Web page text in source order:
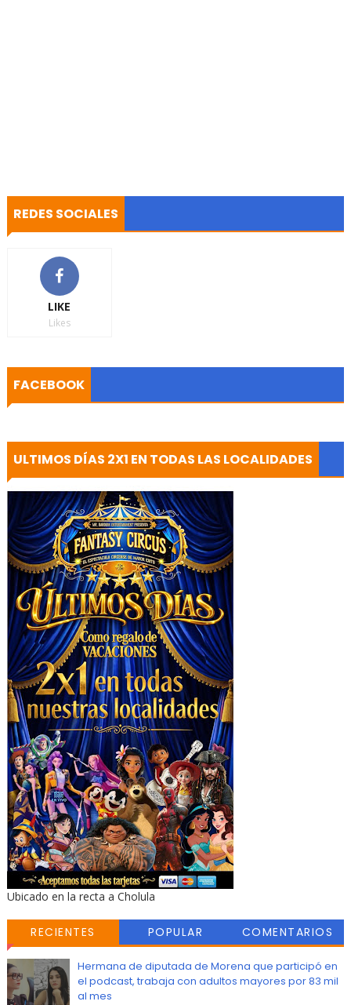
REDES SOCIALES
LIKE
Likes
FACEBOOK
ULTIMOS DÍAS 2X1 EN TODAS LAS LOCALIDADES
Ubicado en la recta a Cholula
RECIENTES POPULAR COMENTARIOS
Hermana de diputada de Morena que participó en
el podcast, trabaja con adultos mayores por 83 mil
al mes